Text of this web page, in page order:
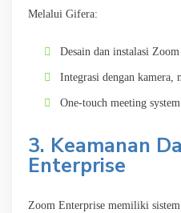
Melalui Gifera:
Desain dan instalasi
Integrasi dengan kamera,
One-touch meeting system
3. Keamanan
Enterprise
Zoom Enterprise memiliki